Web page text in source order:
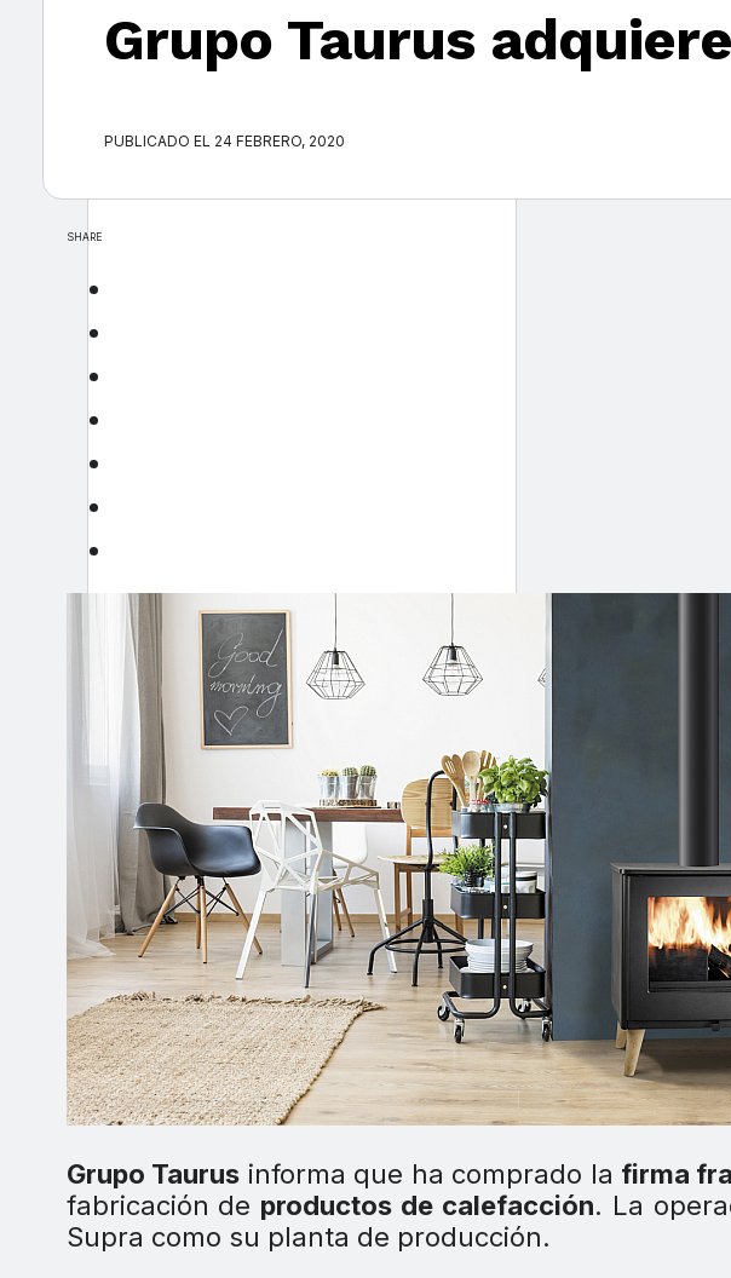
Grupo Taurus
PUBLICADO EL 24 FEBRERO, 2020
SHARE
Grupo Taurus informa que ha comprado la firma
fabricación de productos de calefacción. La
Supra como su planta de producción.